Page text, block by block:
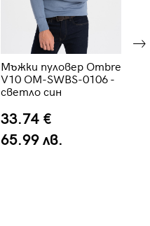
Мъжки пуловер Ombre
V10 OM-SWBS-0106 -
светло син
33.74 €
65.99 лв.